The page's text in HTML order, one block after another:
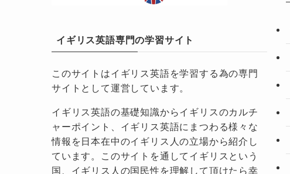
イギリス英語専門の学習サイト
このサイトはイギリス英語を学習する為の専門
サイトとして運営しています。
イギリス英語の基礎知識からイギリスのカルチ
ャーポイント、イギリス英語にまつわる様々な
情報を日本在中のイギリス人の立場から紹介し
ています。このサイトを通してイギリスという
国、イギリス人の国民性を理解して頂けたら幸